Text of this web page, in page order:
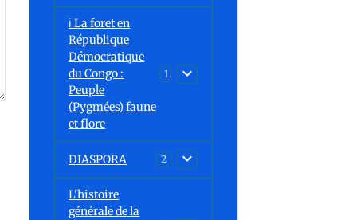
ℹ️ La foret en
République
Démocratique
du Congo :
Peuple
(Pygmées) faune
et flore
15
DIASPORA 2
L'histoire
générale de la